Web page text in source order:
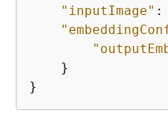
"inputImage" :
    }
}